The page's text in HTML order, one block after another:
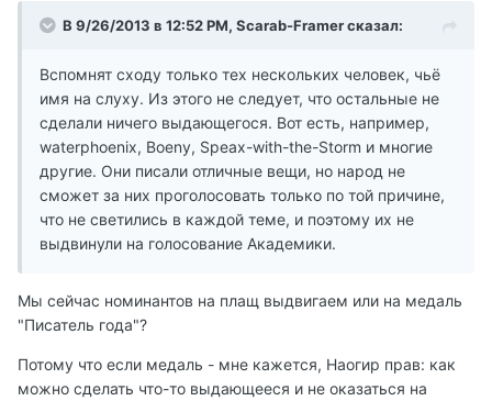
В 9/26/2013 в 12:52 PM, Scarab-Framer сказал:
Вспомнят сходу только тех нескольких человек, чьё
имя на слуху. Из этого не следует, что остальные не
сделали ничего выдающегося. Вот есть, например,
waterphoenix, Boeny, Speax-with-the-Storm и многие
другие. Они писали отличные вещи, но народ не
сможет за них проголосовать только по той причине,
что не светились в каждой теме, и поэтому их не
выдвинули на голосование Академики.
Мы сейчас номинантов на плащ выдвигаем или на медаль
"Писатель года"?
Потому что если медаль - мне кажется, Наогир прав: как
можно сделать что-то выдающееся и не оказаться на